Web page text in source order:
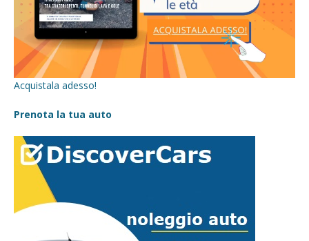
Acquistala adesso!
Prenota la tua auto